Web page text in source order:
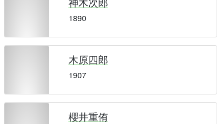
1890
木原四郎
1907
櫻井重侑